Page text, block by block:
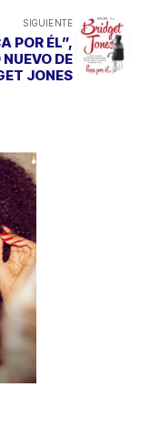
SIGUIENTE
POR ÉL”,
NUEVO DE
JONES